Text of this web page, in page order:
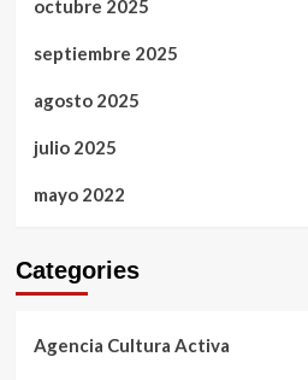
octubre 2025
septiembre 2025
agosto 2025
julio 2025
mayo 2022
Categories
Agencia Cultura Activa